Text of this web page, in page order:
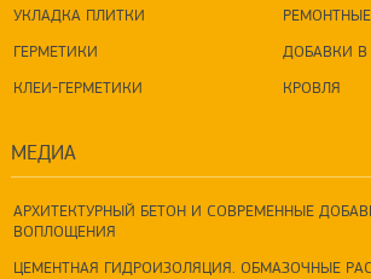
УКЛАДКА ПЛИТКИ
ГЕРМЕТИКИ
КЛЕИ-ГЕРМЕТИКИ
ДОБАВКИ В
КРОВЛЯ
МЕДИА
АРХИТЕКТУРНЫЙ БЕТОН И СОВРЕМЕННЫЕ
ВОПЛОЩЕНИЯ
ЦЕМЕНТНАЯ ГИДРОИЗОЛЯЦИЯ. ОБМАЗОЧНЫЕ